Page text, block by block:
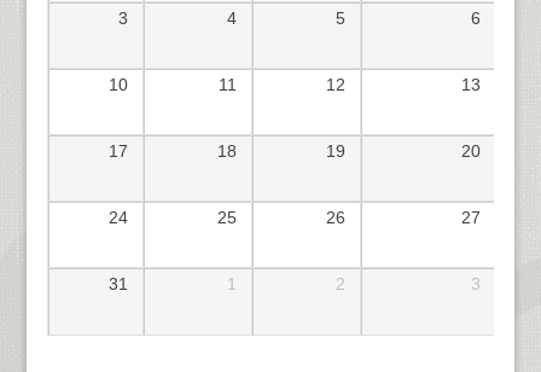
3 4 5 6
10 11 12 13
17 18 19 20
24 25 26 27
31 1 2 3